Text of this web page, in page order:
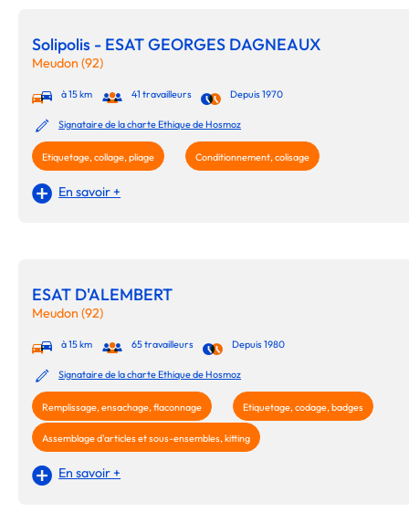
Solipolis - ESAT GEORGES DAGNEAUX
Meudon (92)
à 15 km 41 travailleurs Depuis 1970
Signataire de la charte Ethique de Hosmoz
Etiquetage, collage, pliage Conditionnement, colisage
En savoir +
ESAT D'ALEMBERT
Meudon (92)
à 15 km 65 travailleurs Depuis 1980
Signataire de la charte Ethique de Hosmoz
Remplissage, ensachage, flaconnage Etiquetage, codage, badges
Assemblage d'articles et sous-ensembles, kitting
En savoir +